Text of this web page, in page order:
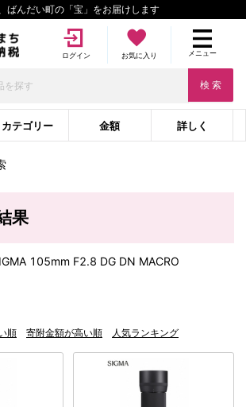
ばんだい町の「宝」をお届けします
検 索
ログイン お気に入り メニュー
カテゴリー 金額 詳しく
果
105mm F2.8 DG DN MACRO
順 寄附金額が高い順 人気ランキング